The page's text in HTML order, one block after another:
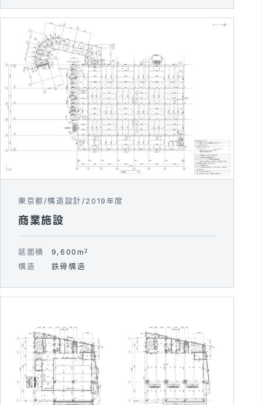
東京都 構造設計 2019年度
商業施設
延面積 9,600m2
構造 鉄骨構造